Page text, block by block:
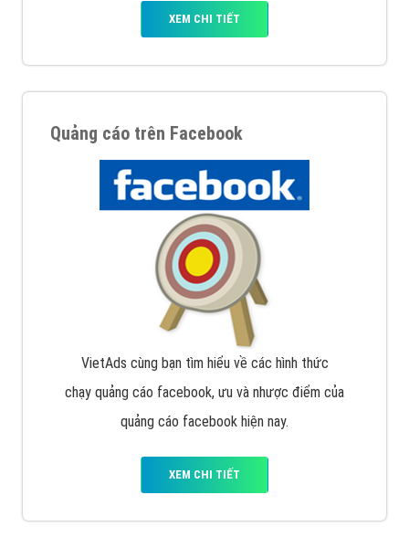
XEM CHI TIẾT
Quảng cáo trên Facebook
VietAds cùng bạn tìm hiểu về các hình thức
chạy quảng cáo facebook, ưu và nhược điểm của
quảng cáo facebook hiện nay.
XEM CHI TIẾT